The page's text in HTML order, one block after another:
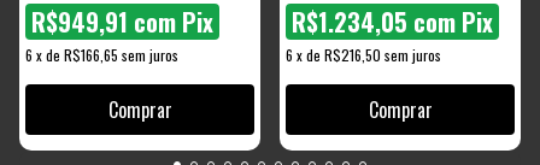
6 xde R$166,65 sem juros
R$949,91 com Pix
6 xde R$216,50 sem juros
R$1.234,05 com Pix